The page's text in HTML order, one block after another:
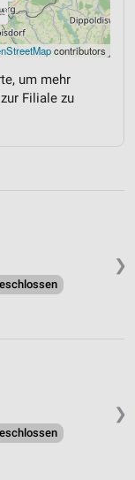
contributors
um mehr
Filiale zu
❯
❯